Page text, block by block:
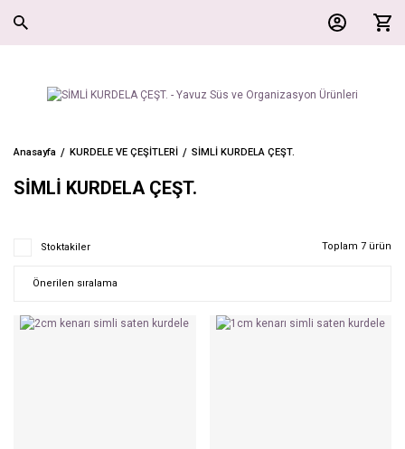
Anasayfa KURDELE VE ÇEŞİTLERİ SİMLİ KURDELA ÇEŞT.
SİMLİ KURDELA ÇEŞT.
Stoktakiler Toplam 7 ürün